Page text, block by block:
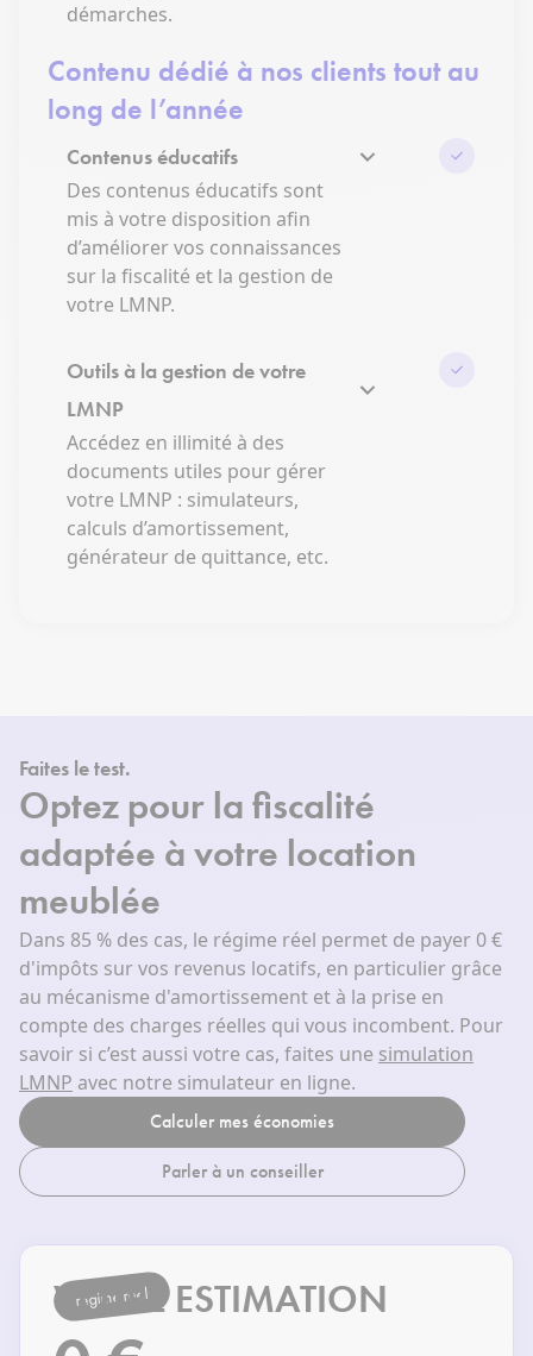
démarches.
Contenu dédié à nos clients tout au
long de l’année
Contenus éducatifs
Des contenus éducatifs sont
mis à votre disposition afin
d’améliorer vos connaissances
sur la fiscalité et la gestion de
votre LMNP.
Outils à la gestion de votre
LMNP
Accédez en illimité à des
documents utiles pour gérer
votre LMNP : simulateurs,
calculs d’amortissement,
générateur de quittance, etc.
Faites le test.
Optez pour la fiscalité
adaptée à votre location
meublée
Dans 85 % des cas, le régime réel permet de payer 0 €
d'impôts sur vos revenus locatifs, en particulier grâce
au mécanisme d'amortissement et à la prise en
compte des charges réelles qui vous incombent. Pour
savoir si c’est aussi votre cas, faites une simulation
LMNP avec notre simulateur en ligne.
Calculer mes économies
Parler à un conseiller
régime réel
VOTRE ESTIMATION